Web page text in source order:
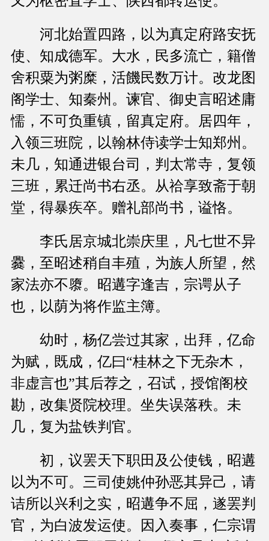
河北始置四路，以为真定府路安抚
使、知成德军。大水，民多流亡，籍僧
舍积粟为粥糜，活饑民数万计。改龙图
阁学士、知秦州。谏官、御史言昭述庸
懦，不可负重镇，留真定府。居四年，
入领三班院，以翰林侍读学士知郑州。
未几，知通进银台司，判太常寺，复领
三班，累迁尚书右丞。从祫享致斋于朝
堂，得暴疾卒。赠礼部尚书，谥恪。
李氏居京城北崇庆里，凡七世不异
爨，至昭述稍自丰殖，为族人所望，然
家法亦不隳。昭遘字逢吉，宗谔从子
也，以荫为将作监主簿。
幼时，杨亿尝过其家，出拜，亿命
为赋，既成，亿曰“桂林之下无杂木，
非虚言也”其后荐之，召试，授馆阁校
勘，改集贤院校理。坐失误落秩。未
几，复为盐铁判官。
初，议罢天下职田及公使钱，昭遘
以为不可。三司使姚仲孙恶其异己，请
诘所以兴利之实，昭遘争不屈，遂罢判
官，为白波发运使。因入奏事，仁宗谓